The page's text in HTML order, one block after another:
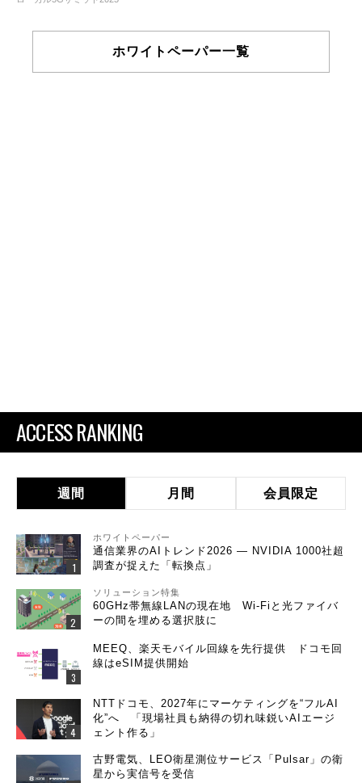
ホワイトペーパー一覧
ACCESS RANKING
週間 月間 会員限定
ホワイトペーパー
通信業界のAIトレンド2026 ― NVIDIA 1000社超
調査が捉えた「転換点」
ソリューション特集
60GHz帯無線LANの現在地 Wi-Fiと光ファイバ
ーの間を埋める選択肢に
MEEQ、楽天モバイル回線を先行提供 ドコモ回
線はeSIM提供開始
NTTドコモ、2027年にマーケティングを“フルAI
化”へ 「現場社員も納得の切れ味鋭いAIエージ
ェント作る」
古野電気、LEO衛星測位サービス「Pulsar」の衛
星から実信号を受信